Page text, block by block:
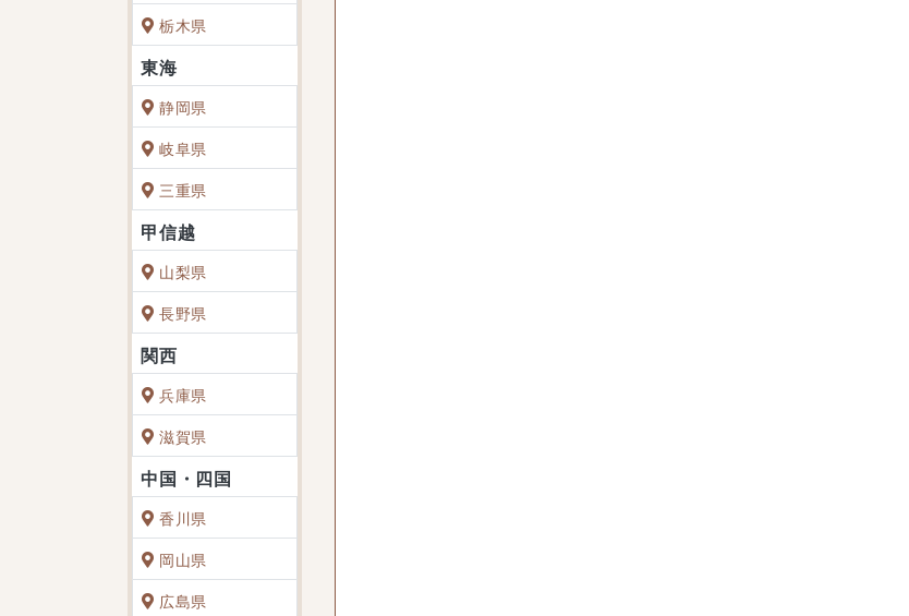
栃木県
静岡県
岐阜県
三重県
山梨県
長野県
兵庫県
滋賀県
香川県
岡山県
広島県